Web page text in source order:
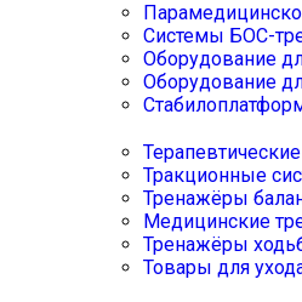
Системы БОС-
Оборудование
Оборудование
Тракционные
Тренажёры
Медицинские
Тренажёры
Товары для